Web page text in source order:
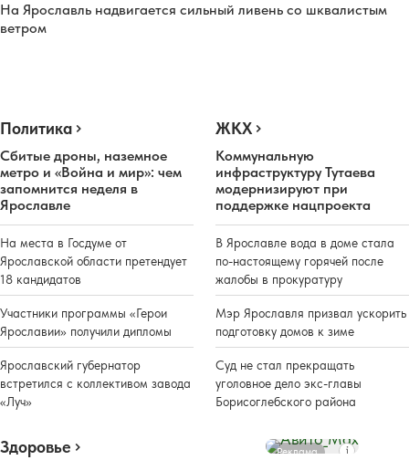
На Ярославль надвигается сильный ливень со шквалистым
ветром
Политика
Сбитые дроны, наземное
метро и «Война и мир»: чем
запомнится неделя в
Ярославле
На места в Госдуме от
Ярославской области претендует
18 кандидатов
Участники программы «Герои
Ярославии» получили дипломы
Ярославский губернатор
встретился с коллективом завода
«Луч»
ЖКХ
Коммунальную
инфраструктуру Тутаева
модернизируют при
поддержке нацпроекта
В Ярославле вода в доме стала
по-настоящему горячей после
жалобы в прокуратуру
Мэр Ярославля призвал ускорить
подготовку домов к зиме
Суд не стал прекращать
уголовное дело экс-главы
Борисоглебского района
Здоровье Реклама